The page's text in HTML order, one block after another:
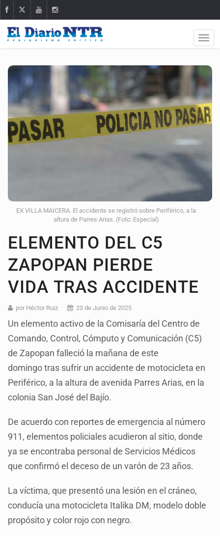
EX VILLA MAICERA. El accidente se registró sobre Periférico, a la
altura de Parres Arias. (Foto: Especial)
ELEMENTO DEL C5
ZAPOPAN PIERDE
VIDA TRAS ACCIDENTE
por Héctor Ruiz 23 de Junio de 2025
Un elemento activo de la Comisaría del Centro de
Comando, Control, Cómputo y Comunicación (C5)
de Zapopan falleció la mañana de este
domingo tras sufrir un accidente de motocicleta en
Periférico, a la altura de avenida Parres Arias, en la
colonia San José del Bajío.
De acuerdo con reportes de emergencia al número
911, elementos policiales acudieron al sitio, donde
ya se encontraba personal de Servicios Médicos
que confirmó el deceso de un varón de 23 años.
La víctima, que presentó una lesión en el cráneo,
conducía una motocicleta Italika DM, modelo doble
propósito y color rojo con negro.